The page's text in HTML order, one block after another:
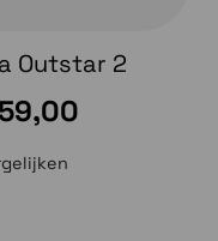
Outstar 2